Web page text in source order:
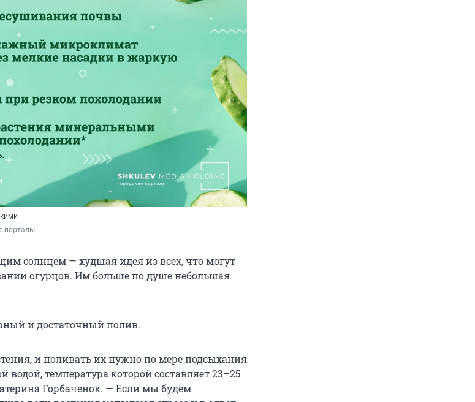
порталы
солнцем — худшая идея из всех, что могут
огурцов. Им больше по душе небольшая
и достаточный полив.
и поливать их нужно по мере подсыхания
водой, температура которой составляет 23–25
Горбаченок. — Если мы будем